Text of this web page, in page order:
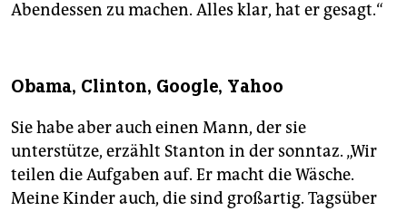
Abendessen zu machen. Alles klar, hat er gesagt.“
Obama, Clinton, Google, Yahoo
Sie habe aber auch einen Mann, der sie
unterstütze, erzählt Stanton in der sonntaz. „Wir
teilen die Aufgaben auf. Er macht die Wäsche.
Meine Kinder auch, die sind großartig. Tagsüber